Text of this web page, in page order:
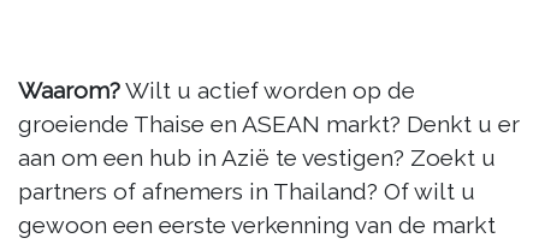
Waarom?Wilt u actief worden op de
groeiende Thaise en ASEAN markt? Denkt u er
aan om een hub in Azië te vestigen? Zoekt u
partners of afnemers in Thailand? Of wilt u
gewoon een eerste verkenning van de markt